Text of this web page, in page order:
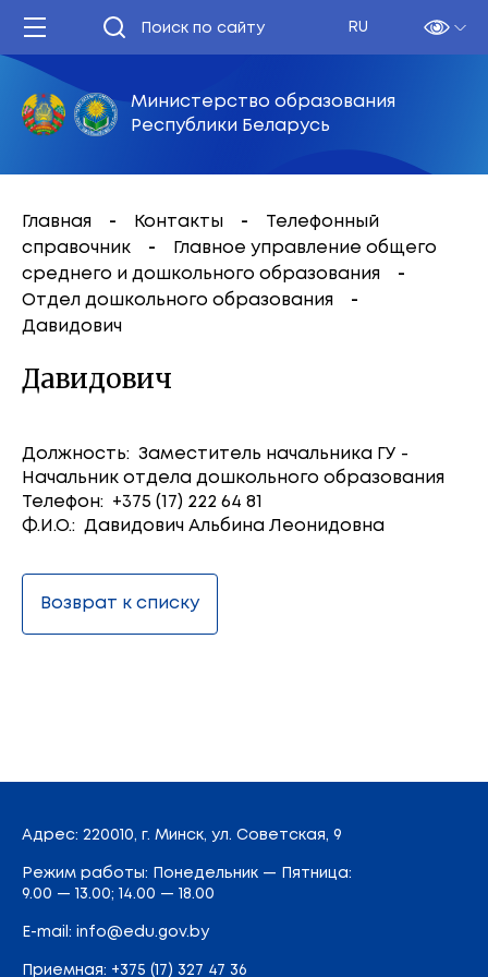
RU
Министерство образования
Республики Беларусь
Главная Контакты
Телефонный
справочник
Главное управление общего
среднего и дошкольного образования
Отдел дошкольного образования
Давидович
Давидович
Должность: Заместитель начальника ГУ -
Начальник отдела дошкольного образования
Телефон: +375 (17) 222 64 81
Ф.И.О.: Давидович Альбина Леонидовна
Возврат к списку
Адрес: 220010, г. Минск, ул. Советская, 9
Режим работы: Понедельник — Пятница:
9.00 — 13.00; 14.00 — 18.00
E-mail: info@edu.gov.by
Приемная: +375 (17) 327 47 36